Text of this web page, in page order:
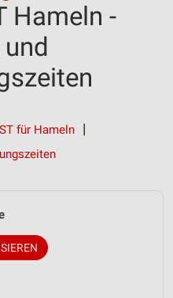
Hameln -
für Hameln